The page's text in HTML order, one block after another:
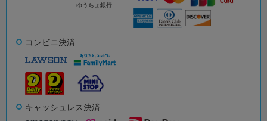
ゆうちょ銀行
コンビニ決済
キャッシュレス決済